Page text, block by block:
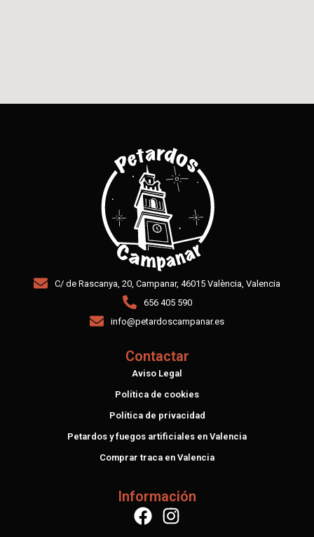
C/ de Rascanya, 20, Campanar, 46015 València, Valencia
656 405 590
info@petardoscampanar.es
Contactar
Aviso Legal
Política de cookies
Política de privacidad
Petardos y fuegos artificiales en Valencia
Comprar traca en Valencia
Información